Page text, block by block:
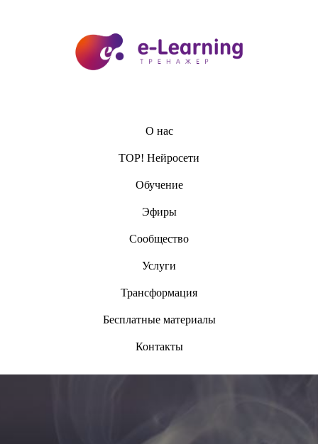
О нас
TOP! Нейросети
Обучение
Эфиры
Сообщество
Услуги
Трансформация
Бесплатные материалы
Контакты